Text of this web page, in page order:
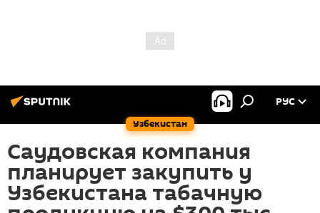
Узбекистан
РУС
Саудовская компания
планирует закупить у
Узбекистана табачную